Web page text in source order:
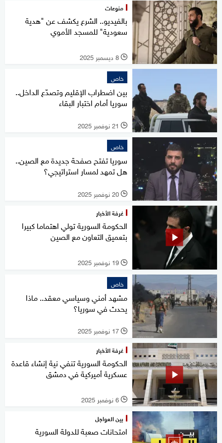
منوعات
بالفيديو.. الشرع يكشف عن "هدية
سعودية" للمسجد الأموي
l 8 ديسمبر 2025
خاص
بين اضطراب الإقليم وتصدّع الداخل..
سوريا أمام اختبار البقاء
l 21 نوفمبر 2025
خاص
سوريا تفتح صفحة جديدة مع الصين..
هل تمهد لمسار استراتيجي؟
l 20 نوفمبر 2025
غرفة الأخبار
الحكومة السورية تولي اهتماما كبيرا
بتعميق التعاون مع الصين
l 19 نوفمبر 2025
خاص
مشهد أمني وسياسي معقد.. ماذا
يحدث في سوريا؟
l 17 نوفمبر 2025
غرفة الأخبار
الحكومة السورية تنفي نية إنشاء قاعدة
عسكرية أميركية في دمشق
l 6 نوفمبر 2025
بين العواجل
امتحانات صعبة للدولة السورية